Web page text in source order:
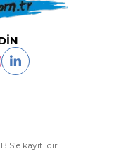
kayıtlıdır